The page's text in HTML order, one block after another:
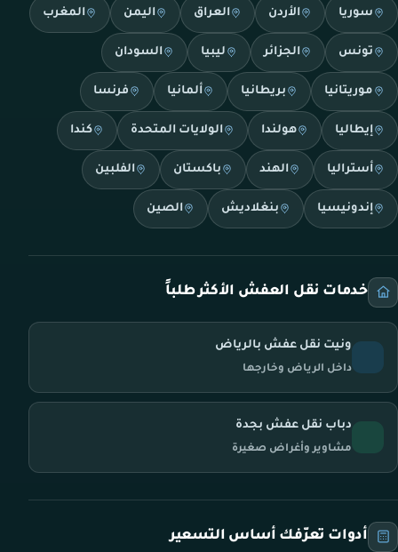
سوريا الأردن العراق اليمن المغرب
تونس الجزائر ليبيا السودان
موريتانيا بريطانيا ألمانيا فرنسا
إيطاليا هولندا الولايات المتحدة كندا
أستراليا الهند باكستان الفلبين
إندونيسيا بنغلاديش الصين
خدمات نقل العفش الأكثر طلباً
ونيت نقل عفش بالرياض
داخل الرياض وخارجها
دباب نقل عفش بجدة
مشاوير وأغراض صغيرة
أدوات تعرّفك أساس التسعير